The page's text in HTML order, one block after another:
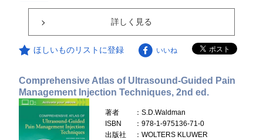
詳しく見る
ほしいものリストに登録 いいね
Comprehensive Atlas of Ultrasound-Guided Pain
Management Injection Techniques, 2nd ed.
著者
：S.D.Waldman
ISBN
：978-1-975136-71-0
出版社
：WOLTERS KLUWER